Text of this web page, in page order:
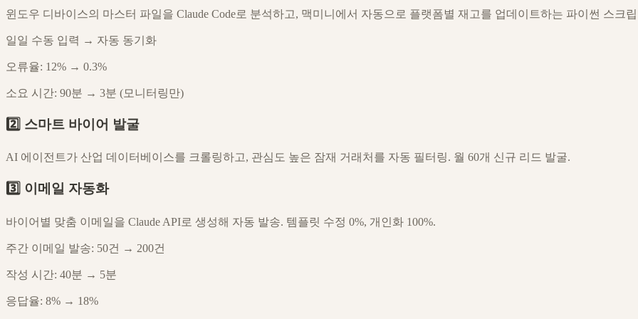
윈도우 디바이스의 마스터 파일을 Claude Code로 분석하고, 맥미니에서 자동으로 플랫폼별 재고를 업데이트하는 파이썬 스크
일일 수동 입력 → 자동 동기화
오류율: 12% → 0.3%
소요 시간: 90분 → 3분 (모니터링만)
2️⃣ 스마트 바이어 발굴
AI 에이전트가 산업 데이터베이스를 크롤링하고, 관심도 높은 잠재 거래처를 자동 필터링. 월 60개 신규 리드 발굴.
3️⃣ 이메일 자동화
바이어별 맞춤 이메일을 Claude API로 생성해 자동 발송. 템플릿 수정 0%, 개인화 100%.
주간 이메일 발송: 50건 → 200건
작성 시간: 40분 → 5분
응답율: 8% → 18%